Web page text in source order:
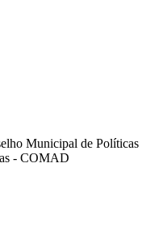
Municipal de Políticas
- COMAD